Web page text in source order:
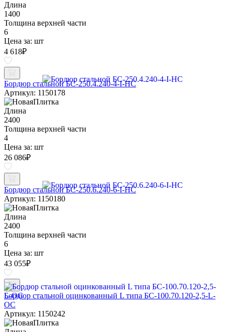
Длина
1400
Толщина верхней части
6
Цена за: шт
4 618₽
Бордюр стальной БС-250.4.240-4-I-НС
Артикул: 1150178
Длина
2400
Толщина верхней части
4
Цена за: шт
26 086₽
Бордюр стальной БС-250.6.240-6-I-НС
Артикул: 1150180
Длина
2400
Толщина верхней части
6
Цена за: шт
43 055₽
Бордюр стальной оцинкованный L типа БС-100.70.120-2,5-L-
ОС
Артикул: 1150242